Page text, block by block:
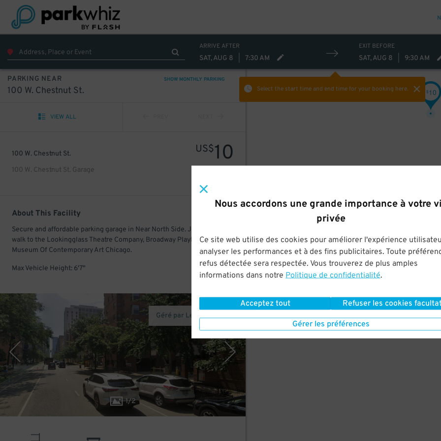
Nous accordons une grande importance à votre
privée
Ce site web utilise des cookies pour améliorer l'expérience
analyser les performances et à des fins publicitaires. Toute
refus détectée sera respectée. Vous trouverez de plus amples
informations dans notre Politique de confidentialité.
Acceptez tout Refuser les cookies
Gérer les préférences
ARRIVE AFTER
SAT, AUG 8 7:30 AM
EXIT BEFORE
SAT, AUG 8 9:30 AM
Select the start time and end timefor your booking here.
PARKING NEAR SHOW MONTHLY PARKING
100 W. Chestnut St.
VIEW ALL
100 W. Chestnut St.
100 W. Chestnut St. Garage
US$10
About This Facility
Secure and affordable parking garage in Near North Side. Just a short
walk to the Lookingglass Theatre Company, Broadway Playhouse, and
Museum Of Contemporary Art Chicago.
Max Vehicle Height: 6'7"
1/2
Géré par Legacy Parking
$10